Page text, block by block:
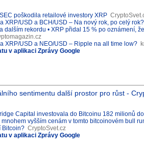
poškodila retailové investory XRP
XRP/USD a BCH/USD – Na nový rok, po celý rok?
dalším rekordu • XRP přidal 15 % po oznámení,
XRP/USD a NEO/USD – Ripple na all time low?
v aplikaci Zprávy Google
sentimentu další prostor pro růst -
Capital investovala do Bitcoinu 182 milionů
mnohem vyšším cenám v tomto bitcoinovém bull
Bitcoin? CryptoSvet.cz
v aplikaci Zprávy Google